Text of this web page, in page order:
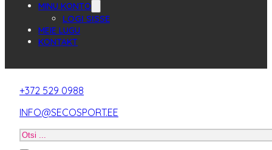
MINU KONTO
LOGI SISSE
MEIE LUGU
KONTAKT
+372 529 0988
INFO@SECOSPORT.EE
Otsi